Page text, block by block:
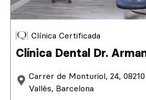
Clínica Certificada
Clínica Dental Dr.
Carrer de Monturiol, 24,
Vallès, Barcelona